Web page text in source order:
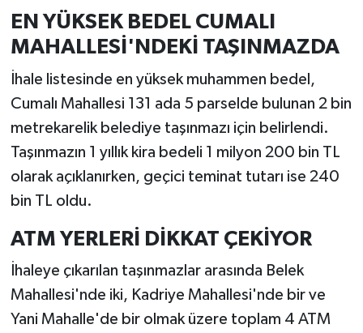
EN YÜKSEK BEDEL CUMALI
MAHALLESİ'NDEKİ TAŞINMAZDA
İhale listesinde en yüksek muhammen bedel,
Cumalı Mahallesi 131 ada 5 parselde bulunan 2 bin
metrekarelik belediye taşınmazı için belirlendi.
Taşınmazın 1 yıllık kira bedeli 1 milyon 200 bin TL
olarak açıklanırken, geçici teminat tutarı ise 240
bin TL oldu.
ATM YERLERİ DİKKAT ÇEKİYOR
İhaleye çıkarılan taşınmazlar arasında Belek
Mahallesi'nde iki, Kadriye Mahallesi'nde bir ve
Yani Mahalle'de bir olmak üzere toplam 4 ATM